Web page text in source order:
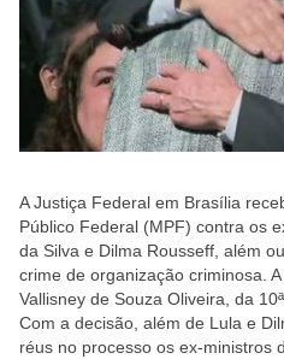
A Justiça Federal em Brasília
Público Federal (MPF) contra os
da Silva e Dilma Rousseff, além
crime de organização criminosa.
Vallisney de Souza Oliveira, da 10ª
Com a decisão, além de Lula e
réus no processo os ex-ministros